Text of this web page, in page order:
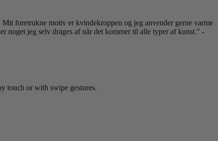
foretrukne motiv er kvindekroppen og jeg anvender gerne varme
noget jeg selv drages af når det kommer til alle typer af kunst." -
touch or with swipe gestures.